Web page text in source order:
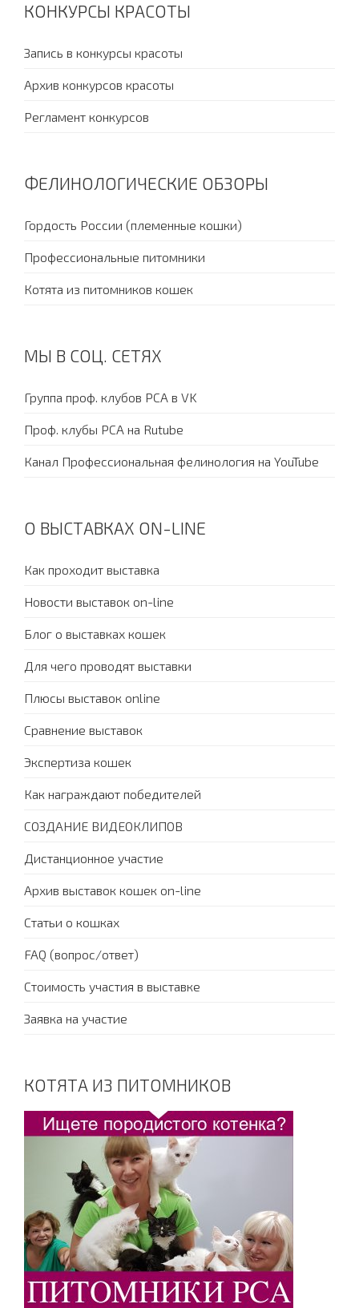
КОНКУРСЫ КРАСОТЫ
Запись в конкурсы красоты
Архив конкурсов красоты
Регламент конкурсов
ФЕЛИНОЛОГИЧЕСКИЕ ОБЗОРЫ
Гордость России (племенные кошки)
Профессиональные питомники
Котята из питомников кошек
МЫ В СОЦ. СЕТЯХ
Группа проф. клубов PCA в VK
Проф. клубы PCA на Rutube
Канал Профессиональная фелинология на YouTube
О ВЫСТАВКАХ ON-LINE
Как проходит выставка
Новости выставок on-line
Блог о выставках кошек
Для чего проводят выставки
Плюсы выставок online
Сравнение выставок
Экспертиза кошек
Как награждают победителей
СОЗДАНИЕ ВИДЕОКЛИПОВ
Дистанционное участие
Архив выставок кошек on-line
Статьи о кошках
FAQ (вопрос/ответ)
Стоимость участия в выставке
Заявка на участие
КОТЯТА ИЗ ПИТОМНИКОВ